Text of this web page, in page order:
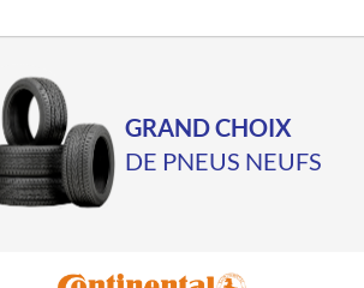
GRAND CHOIX
DE PNEUS NEUFS